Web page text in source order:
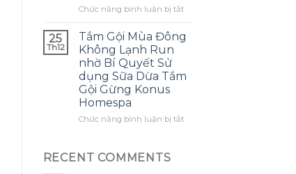
hơn
bông
lồ
nhăn
rách
Chức năng bình luận bị tắtở
thế
nào
dụng
25
Th12
Tắm Gội Mùa Đông
Không Lạnh Run
nhờ Bí Quyết Sử
dụng Sữa Dừa Tắm
Gội Gừng Konus
Homespa
Chức năng bình luận bị tắtở
RECENT COMMENTS